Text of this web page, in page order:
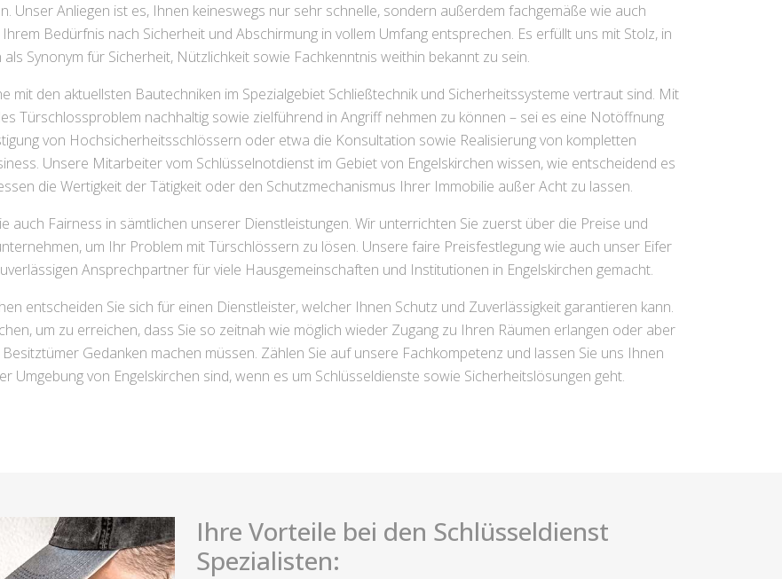
Unser Anliegen ist es, Ihnen keineswegs nur sehr schnelle, sondern außerdem fachgemäße wie auch
Bedürfnis nach Sicherheit und Abschirmung in vollem Umfang entsprechen. Es erfüllt uns mit Stolz, in
als Synonym für Sicherheit, Nützlichkeit sowie Fachkenntnis weithin bekannt zu sein.
mit den aktuellsten Bautechniken im Spezialgebiet Schließtechnik und Sicherheitssysteme vertraut sind. Mit
Türschlossproblem nachhaltig sowie zielführend in Angriff nehmen zu können – sei es eine Notöffnung
von Hochsicherheitsschlössern oder etwa die Konsultation sowie Realisierung von kompletten
Unsere Mitarbeiter vom Schlüsselnotdienst im Gebiet von Engelskirchen wissen, wie entscheidend es
die Wertigkeit der Tätigkeit oder den Schutzmechanismus Ihrer Immobilie außer Acht zu lassen.
auch Fairness in sämtlichen unserer Dienstleistungen. Wir unterrichten Sie zuerst über die Preise und
um Ihr Problem mit Türschlössern zu lösen. Unsere faire Preisfestlegung wie auch unser Eifer
Ansprechpartner für viele Hausgemeinschaften und Institutionen in Engelskirchen gemacht.
entscheiden Sie sich für einen Dienstleister, welcher Ihnen Schutz und Zuverlässigkeit garantieren kann.
um zu erreichen, dass Sie so zeitnah wie möglich wieder Zugang zu Ihren Räumen erlangen oder aber
Gedanken machen müssen. Zählen Sie auf unsere Fachkompetenz und lassen Sie uns Ihnen
Umgebung von Engelskirchen sind, wenn es um Schlüsseldienste sowie Sicherheitslösungen geht.
Ihre Vorteile bei den Schlüsseldienst
Spezialisten: